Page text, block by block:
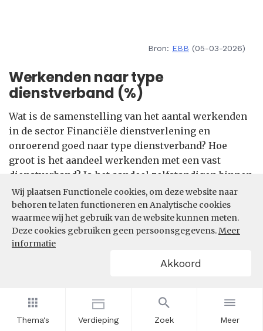
Thema's Verdieping Zoek Meer
Wij plaatsen Functionele cookies, om deze website naar
behoren te laten functioneren en Analytische cookies
waarmee wij het gebruik van de website kunnen meten.
Deze cookies gebruiken geen persoonsgegevens.Meer
informatie
Akkoord
Bron: EBB (05-03-2026)
Werkenden naar type
dienstverband (%)
Wat is de samenstelling van het aantal werkenden
in de sector Financiële dienstverlening en
onroerend goed naar type dienstverband? Hoe
groot is het aandeel werkenden met een vast
dienstverband? Is het aandeel zelfstandigen binnen
de sector Financiële dienstverlening en onroerend
goed in de afgelopen jaren toe- of afgenomen.
Om te kunnen benchmarken is het via de filter ook
mogelijk om inzicht te krijgen in de samenstelling van
het aantal werkenden naar type dienstverband in andere